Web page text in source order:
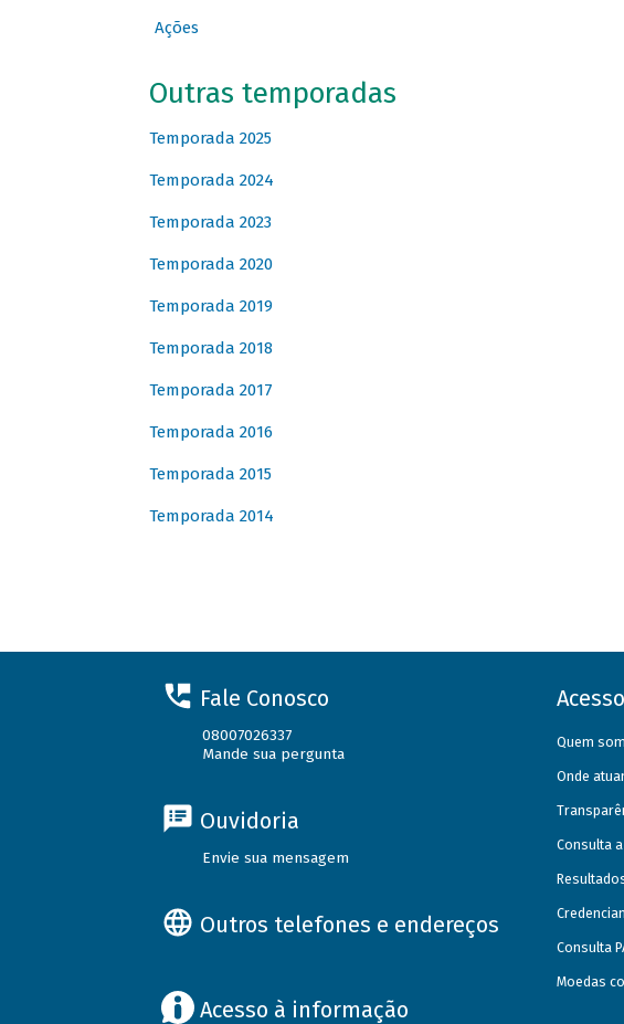
Ações
Outras temporadas
Temporada 2025
Temporada 2024
Temporada 2023
Temporada 2020
Temporada 2019
Temporada 2018
Temporada 2017
Temporada 2016
Temporada 2015
Temporada 2014
Fale Conosco
08007026337
Mande sua pergunta
Ouvidoria
Envie sua mensagem
Outros telefones e endereços
Acesso à informação
Quem
Onde
Consulta
Consulta
Moedas